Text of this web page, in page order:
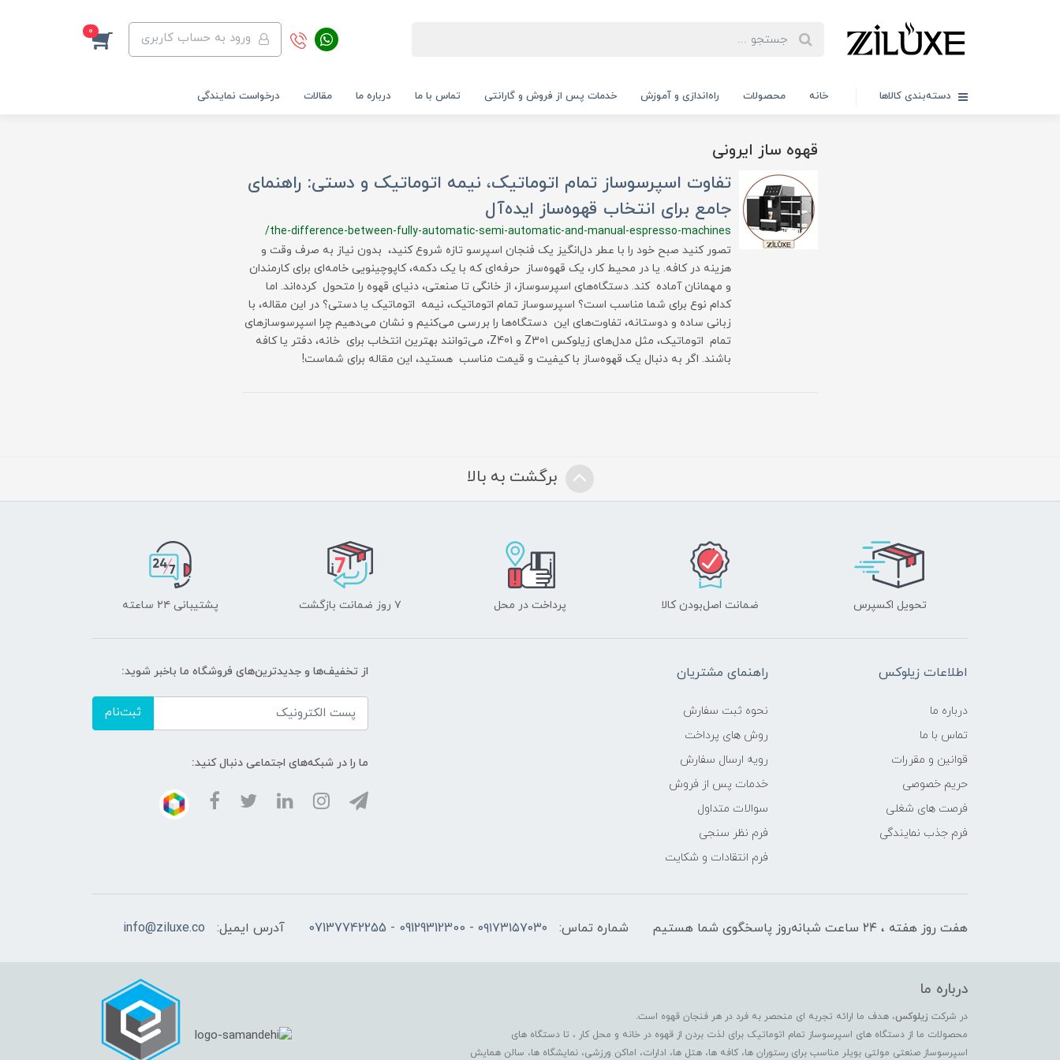
ورود به حساب کاربری 0
دسته‌بندی کالاها خانه محصولات راه‌اندازی و آموزش خدمات پس از فروش و گارانتی تماس با ما درباره ما مقالات درخواست نمایندگی
قهوه ساز ایرونی
تفاوت اسپرسوساز تمام اتوماتیک، نیمه اتوماتیک و دستی: راهنمای
جامع برای انتخاب قهوه‌ساز ایده‌آل
/the-difference-between-fully-automatic-semi-automatic-and-manual-espresso-machines
تصور کنید صبح خود را با عطر دل‌انگیز یک فنجان اسپرسو تازه شروع کنید، بدون نیاز به صرف وقت و
هزینه در کافه. یا در محیط کار، یک قهوه‌ساز حرفه‌ای که با یک دکمه، کاپوچینویی خامه‌ای برای کارمندان
و مهمانان آماده کند. دستگاه‌های اسپرسوساز، از خانگی تا صنعتی، دنیای قهوه را متحول کرده‌اند. اما
کدام نوع برای شما مناسب است؟ اسپرسوساز تمام اتوماتیک، نیمه اتوماتیک یا دستی؟ در این مقاله، با
زبانی ساده و دوستانه، تفاوت‌های این دستگاه‌ها را بررسی می‌کنیم و نشان می‌دهیم چرا اسپرسوسازهای
تمام اتوماتیک، مثل مدل‌های زیلوکس Z301 و Z401، می‌توانند بهترین انتخاب برای خانه، دفتر یا کافه
باشند. اگر به دنبال یک قهوه‌ساز با کیفیت و قیمت مناسب هستید، این مقاله برای شماست!
برگشت به بالا
تحویل اکسپرس ضمانت اصل‌بودن کالا پرداخت در محل ۷ روز ضمانت بازگشت پشتیبانی ۲۴ ساعته
اطلاعات زیلوکس
درباره ما
تماس با ما
قوانین و مقررات
حریم خصوصی
فرصت های شغلی
فرم جذب نمایندگی
راهنمای مشتریان
نحوه ثبت سفارش
روش های پرداخت
رویه ارسال سفارش
خدمات پس از فروش
سوالات متداول
فرم نظر سنجی
فرم انتقادات و شکایت
از تخفیف‌ها و جدیدترین‌های فروشگاه ما باخبر شوید:
ثبت‌نام
ما را در شبکه‌های اجتماعی دنبال کنید:
هفت روز هفته ، ۲۴ ساعت شبانه‌روز پاسخگوی شما هستیم شماره تماس: ۰۹۱۷۳۱۵۷۰۳۰ - 09129312300 - 07137742255 آدرس ایمیل: info@ziluxe.co
درباره ما
در شرکت زیلوکس، هدف ما ارائه تجربه ای منحصر به فرد در هر فنجان قهوه است.
محصولات ما از دستگاه های اسپرسوساز تمام اتوماتیک برای لذت بردن از قهوه در خانه و محل کار ، تا دستگاه های
اسپرسوساز صنعتی مولتی بویلر مناسب برای رستوران ها، کافه ها، هتل ها، ادارات، اماکن ورزشی، نمایشگاه ها، سالن همایش